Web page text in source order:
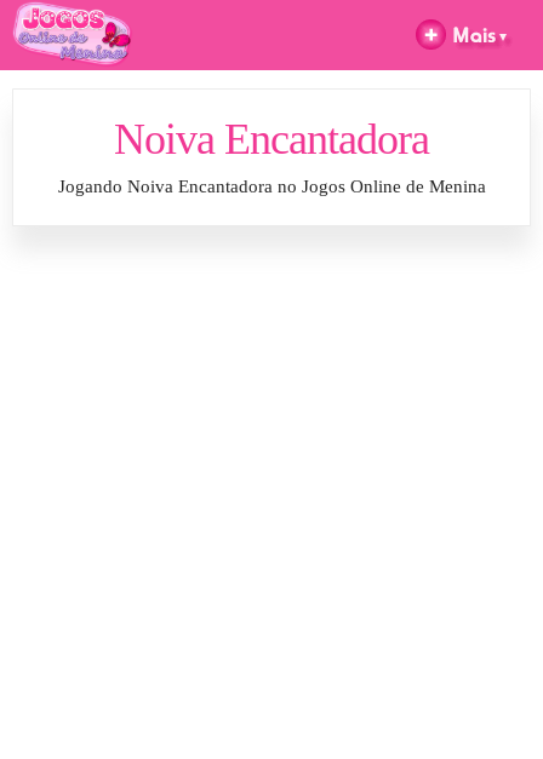
Noiva Encantadora
Jogando Noiva Encantadora no Jogos Online de Menina